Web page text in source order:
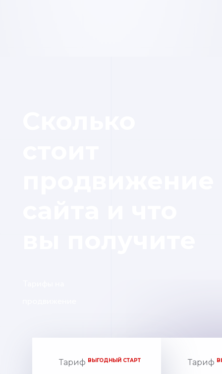
Тариф ВЫГОДНЫЙ СТАРТ Тариф